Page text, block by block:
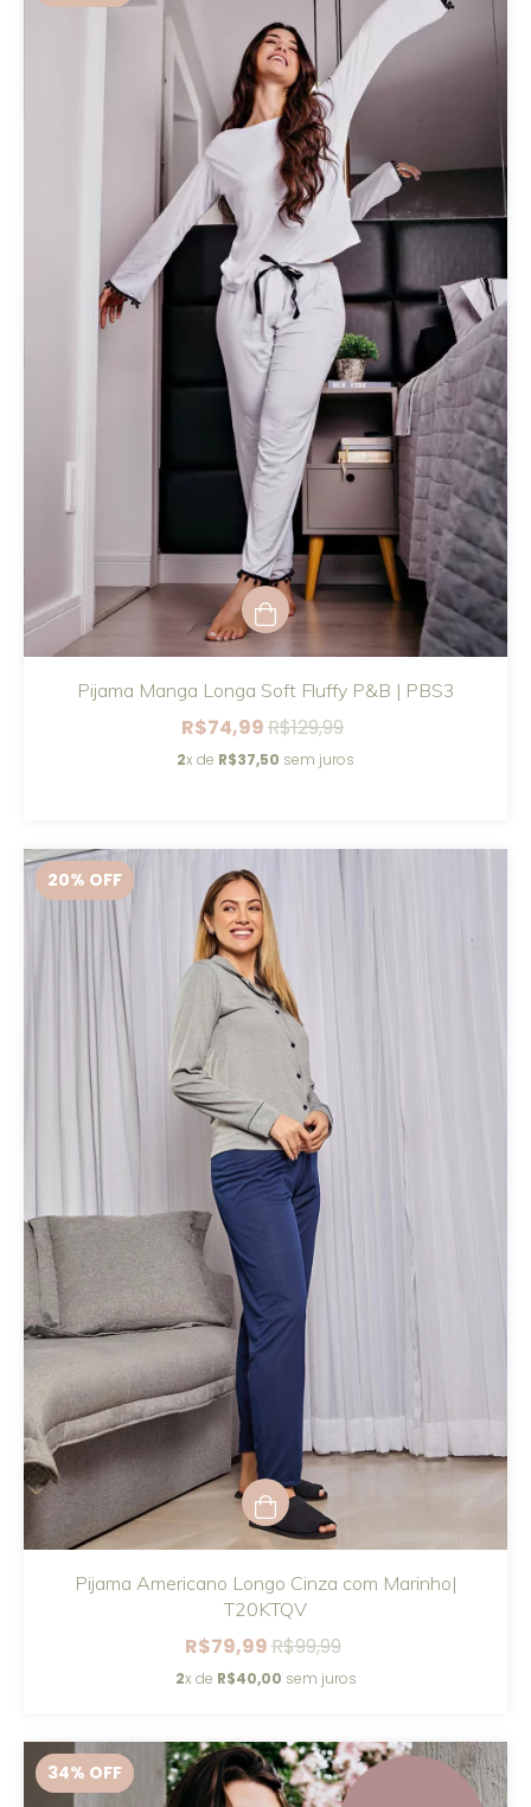
Pijama Manga Longa Soft Fluffy P&B | PBS3
R$74,99R$129,99
2x de R$37,50 sem juros
20% OFF
Pijama Americano Longo Cinza com Marinho|
T20KTQV
R$79,99R$99,99
2x de R$40,00 sem juros
34% OFF